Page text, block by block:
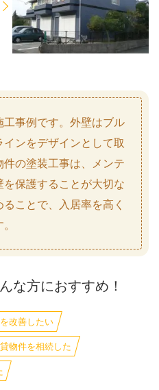
事例です。外壁はブル
ンをデザインとして取
の塗装工事は、メンテ
保護することが大切な
ことで、入居率を高く
な方におすすめ！
改善したい
物件を相続した